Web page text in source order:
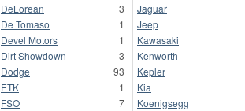
DeLorean
3
De Tomaso
1
Devel Motors
1
Dirt Showdown
3
Dodge
93
ETK
1
FSO
7
Jaguar
Jeep
Kawasaki
Kenworth
Kepler
Kia
Koenigsegg